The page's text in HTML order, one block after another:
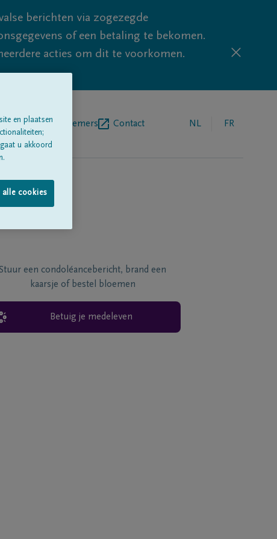
berichten via zogezegde
of een betaling te bekomen.
acties om dit te voorkomen.
Begrafenisondernemers Contact NL FR
een condoléancebericht, brand een
kaarsje of bestel bloemen
Betuig je medeleven
en plaatsen
u akkoord
alle cookies